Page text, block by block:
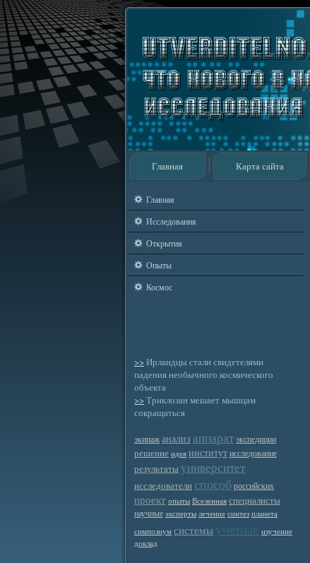
Главная Карта сайта
Главная
Исследования
Открытия
Опыты
Космос
>> Ирландцы стали свидетелями
падения необычного космического
объекта
>> Триклозан мешает мышцам
сокращаться
экипаж анализ аппарат экспедиции
решение идея институт исследование
результаты университет
исследователи способ российских
проект опыты Вселенная специалисты
научные эксперты лечение синтез планета
симпозиум системы ученые изучение
доклад